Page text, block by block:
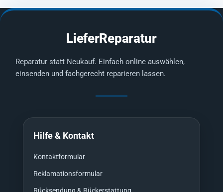
LieferReparatur
Reparatur statt Neukauf. Einfach online auswählen,
einsenden und fachgerecht reparieren lassen.
Hilfe & Kontakt
Kontaktformular
Reklamationsformular